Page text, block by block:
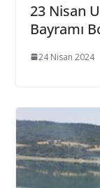
23 Nisan
Bayramı
24 Nisan 2024